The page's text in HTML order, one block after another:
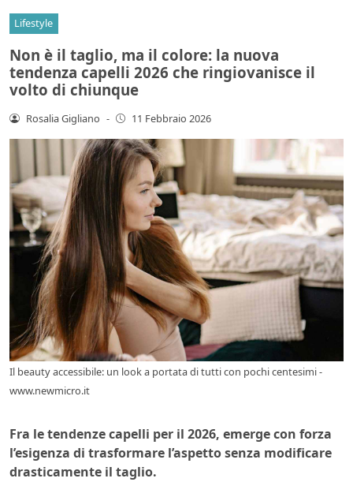
Lifestyle
Non è il taglio, ma il colore: la nuova
tendenza capelli 2026 che ringiovanisce il
volto di chiunque
Rosalia Gigliano - 11 Febbraio 2026
Il beauty accessibile: un look a portata di tutti con pochi centesimi -
www.newmicro.it
Fra le tendenze capelli per il 2026, emerge con forza
l’esigenza di trasformare l’aspetto senza modificare
drasticamente il taglio.